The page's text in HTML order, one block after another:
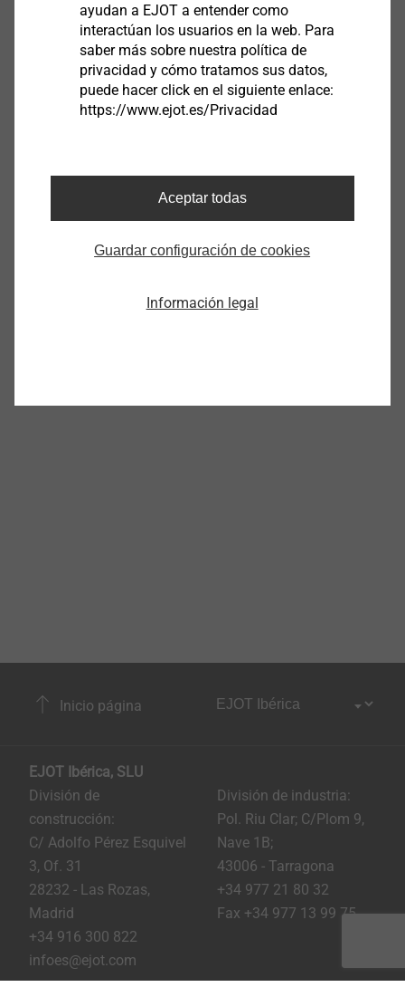
Todos los productos SATE solo están disponibles para sistemistas
Adaptador SDS Plus
Inicio página
EJOT Ibérica, SLU
División de
construcción:
C/ Adolfo Pérez Esquivel
3, Of. 31
28232 - Las Rozas,
Madrid
+34 916 300 822
infoes@ejot.com
División de industria:
Pol. Riu Clar; C/Plom 9,
Nave 1B;
43006 - Tarragona
+34 977 21 80 32
Fax +34 977 13 99 75
ayudan a EJOT a entender como
interactúan los usuarios en la web. Para
saber más sobre nuestra política de
privacidad y cómo tratamos sus datos,
puede hacer click en el siguiente enlace:
https://www.ejot.es/Privacidad
Aceptar todas
Guardar configuración de cookies
Información legal